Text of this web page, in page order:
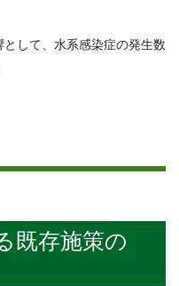
して、水系感染症の発生数
既存施策の